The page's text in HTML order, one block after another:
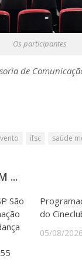
Os participantes
de
ifsc saúde
...
São
do
05/08/2026